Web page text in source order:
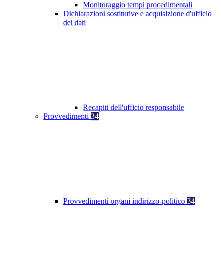
Monitoraggio tempi procedimentali
Dichiarazioni sostitutive e acquisizione d'ufficio
dei dati
Recapiti dell'ufficio responsabile
Provvedimenti 34
Provvedimenti organi indirizzo-politico 34